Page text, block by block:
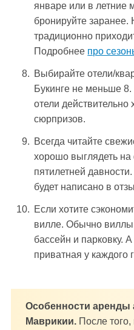
январе или в летние
бронируйте заранее.
традиционно
Подробнее про
Выбирайте отели/
Букинге не меньше
отели
сюрпризов.
Всегда читайте
хорошо выглядеть
пятилетней
будет написано в
Если хотите
вилле. Обычно
бассейн и парковку.
приватная у каждого
Особенности аренды
Маврикии.После того,